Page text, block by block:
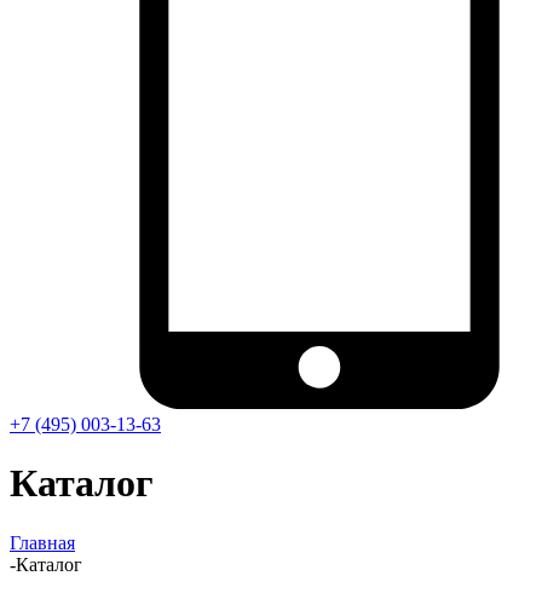
+7 (495) 003-13-63
Каталог
Главная
-Каталог